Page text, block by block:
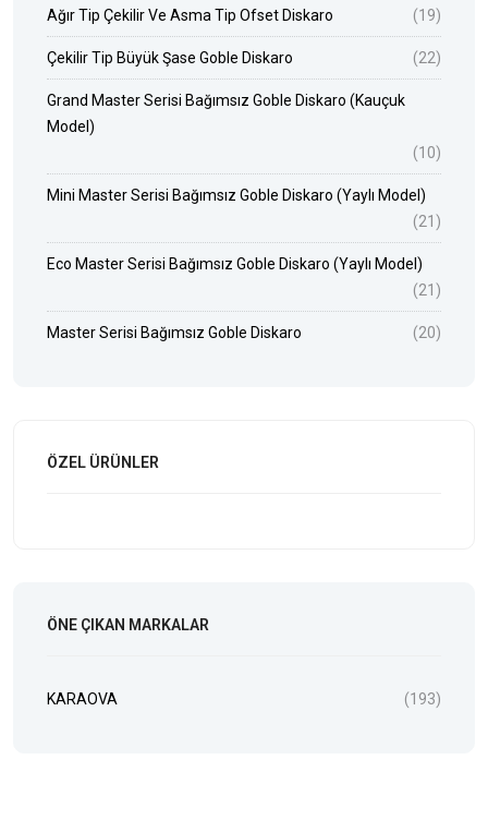
Ağır Tip Çekilir Ve Asma Tip Ofset Diskaro (19)
Çekilir Tip Büyük Şase Goble Diskaro (22)
Grand Master Serisi Bağımsız Goble Diskaro (Kauçuk
Model)
(10)
Mini Master Serisi Bağımsız Goble Diskaro (Yaylı Model)
(21)
Eco Master Serisi Bağımsız Goble Diskaro (Yaylı Model)
(21)
Master Serisi Bağımsız Goble Diskaro (20)
ÖZEL ÜRÜNLER
ÖNE ÇIKAN MARKALAR
KARAOVA (193)